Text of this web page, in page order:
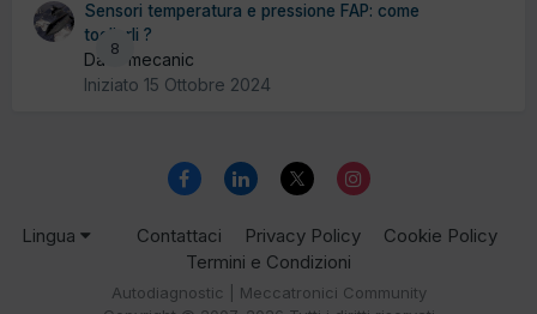
8
Sensori temperatura e pressione FAP: come
toglierli ?
Da El mecanic
Iniziato 15 Ottobre 2024
Lingua Contattaci Privacy Policy
Cookie Policy
Termini e Condizioni
Autodiagnostic | Meccatronici Community